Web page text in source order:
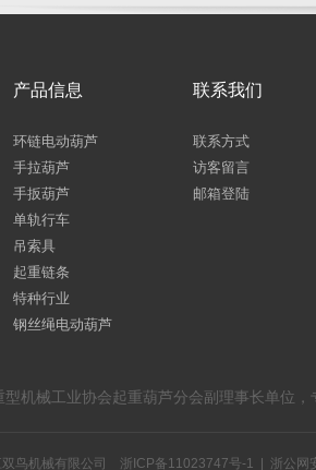
产品信息
环链电动葫芦
手拉葫芦
手扳葫芦
单轨行车
吊索具
起重链条
特种行业
钢丝绳电动葫芦
联系我们
联系方式
访客留言
邮箱登陆
机械工业协会起重葫芦分会副理事长单位
鸟机械有限公司 浙ICP备11023747号-1 浙公网